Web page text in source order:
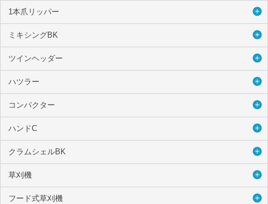
1本爪リッパー
ミキシングBK
ツインヘッダー
ハツラー
コンパクター
ハンドC
クラムシェルBK
草刈機
フード式草刈機